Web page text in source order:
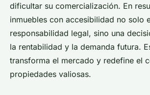
dificultar su comercialización. En
inmuebles con accesibilidad no solo
responsabilidad legal, sino una
la rentabilidad y la demanda futura.
transforma el mercado y redefine el
propiedades valiosas.